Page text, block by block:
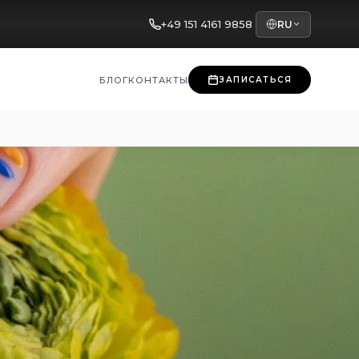
+49 151 4161 9858 RU
БЛОГКОНТАКТЫ ЗАПИСАТЬСЯ